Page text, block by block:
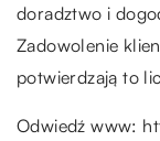
doradztwo i
Zadowolenie
potwierdzają to
Odwiedź www: